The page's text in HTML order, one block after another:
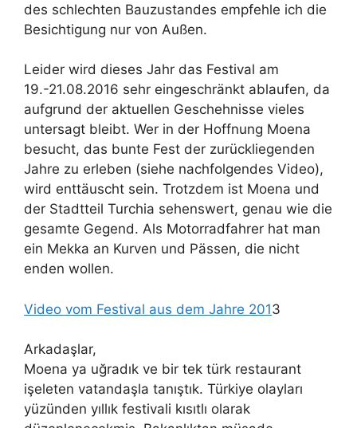
des schlechten Bauzustandes empfehle ich die
Besichtigung nur von Außen.
Leider wird dieses Jahr das Festival am
19.-21.08.2016 sehr eingeschränkt ablaufen, da
aufgrund der aktuellen Geschehnisse vieles
untersagt bleibt. Wer in der Hoffnung Moena
besucht, das bunte Fest der zurückliegenden
Jahre zu erleben (siehe nachfolgendes Video),
wird enttäuscht sein. Trotzdem ist Moena und
der Stadtteil Turchia sehenswert, genau wie die
gesamte Gegend. Als Motorradfahrer hat man
ein Mekka an Kurven und Pässen, die nicht
enden wollen.
Video vom Festival aus dem Jahre 2013
Arkadaşlar,
Moena ya uğradık ve bir tek türk restaurant
işeleten vatandaşla tanıştık. Türkiye olayları
yüzünden yıllık festivali kısıtlı olarak